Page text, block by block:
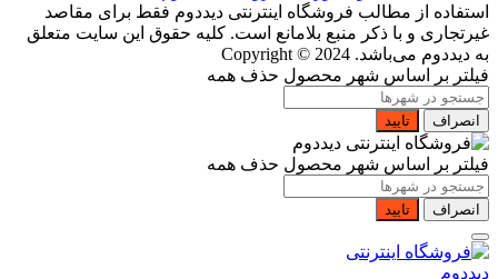
استفاده از مطالب فروشگاه اینترنتی دیددوم فقط برای مقاصد
غیرتجاری و با ذکر منبع بلامانع است. کلیه حقوق این سایت متعلق
به دیددوم می‌باشد. Copyright © 2024
فیلتر بر اساس شهر محصول حذف همه
انصراف تایید
فیلتر بر اساس شهر محصول حذف همه
انصراف تایید